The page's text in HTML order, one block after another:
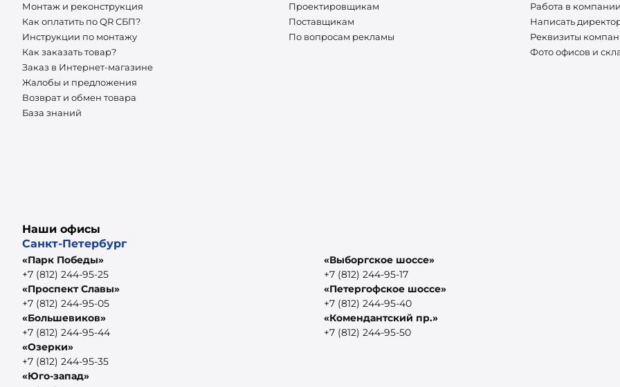
Монтаж и реконструкция
Как оплатить по QR СБП?
Инструкции по монтажу
Как заказать товар?
Заказ в Интернет-магазине
Жалобы и предложения
Возврат и обмен товара
База знаний
Проектировщикам
Поставщикам
По вопросам рекламы
Работа в компании
Написать
Реквизиты
Фото офисов и
Наши офисы
Санкт-Петербург
«Парк Победы»
+7 (812) 244-95-25
«Проспект Славы»
+7 (812) 244-95-05
«Большевиков»
+7 (812) 244-95-44
«Озерки»
+7 (812) 244-95-35
«Юго-запад»
«Выборгское шоссе»
+7 (812) 244-95-17
«Петергофское шоссе»
+7 (812) 244-95-40
«Комендантский пр.»
+7 (812) 244-95-50